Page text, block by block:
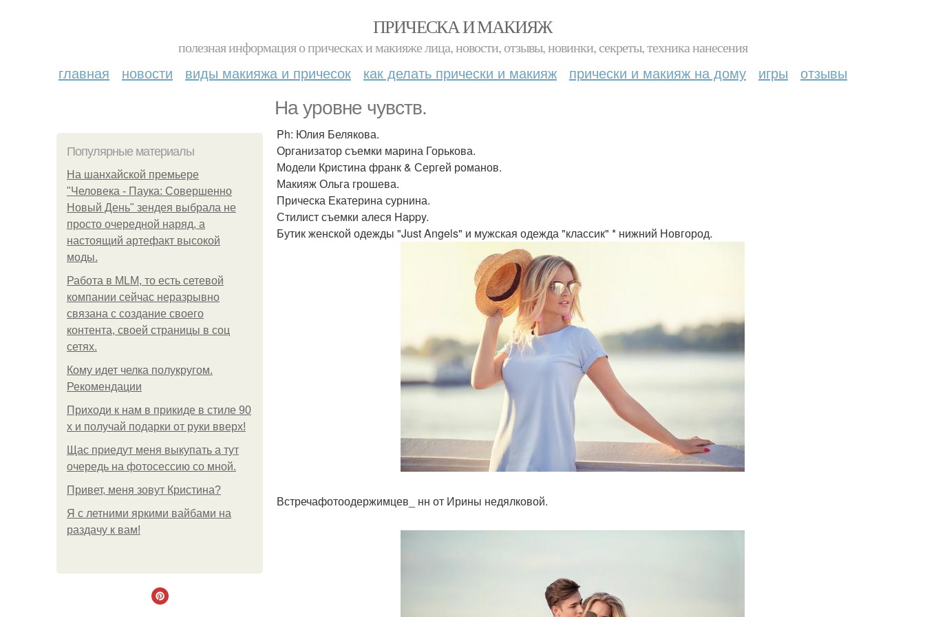
ПРИЧЕСКА И МАКИЯЖ
полезная информация о прическах и макияже лица, новости, отзывы, новинки, секреты, техника нанесения
главная новости виды макияжа и причесок как делать прически и макияж прически и макияж на дому игры отзывы
На уровне чувств.
Популярные материалы
На шанхайской премьере
"Человека - Паука: Совершенно
Новый День" зендея выбрала не
просто очередной наряд, а
настоящий артефакт высокой
моды.
Работа в MLM, то есть сетевой
компании сейчас неразрывно
связана с создание своего
контента, своей страницы в соц
сетях.
Кому идет челка полукругом.
Рекомендации
Приходи к нам в прикиде в стиле 90
х и получай подарки от руки вверх!
Щас приедут меня выкупать а тут
очередь на фотосессию со мной.
Привет, меня зовут Кристина?
Я с летними яркими вайбами на
раздачу к вам!
Ph: Юлия Белякова.
Организатор съемки марина Горькова.
Модели Кристина франк & Сергей романов.
Макияж Ольга грошева.
Прическа Екатерина сурнина.
Стилист съемки алеся Happy.
Бутик женской одежды "Just Angels" и мужская одежда "классик" * нижний Новгород.
Встречафотоодержимцев_ нн от Ирины недялковой.